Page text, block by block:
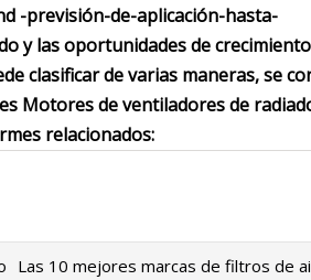
-previsión-de-aplicación-hasta-
y las oportunidades de
clasificar de varias maneras, se
Motores de ventiladores de
relacionados:
Las 10 mejores marcas de filtros de